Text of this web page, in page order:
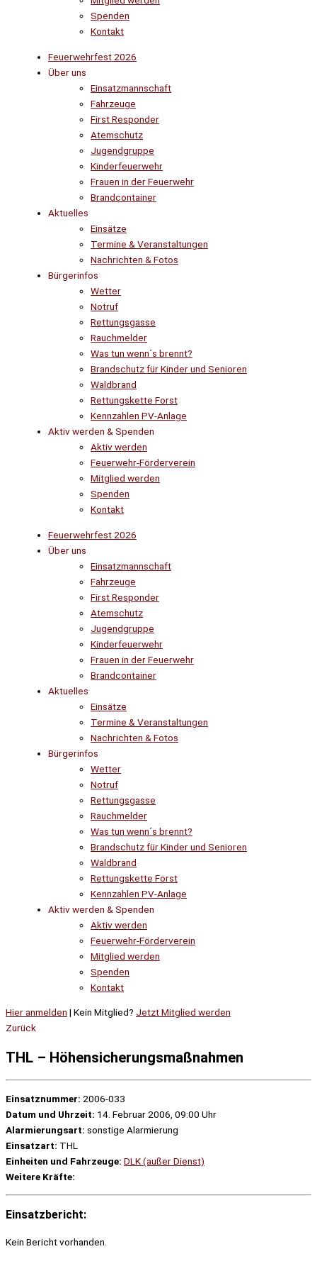
Spenden
Kontakt
Feuerwehrfest 2026
Über uns
Einsatzmannschaft
Fahrzeuge
First Responder
Atemschutz
Jugendgruppe
Kinderfeuerwehr
Frauen in der Feuerwehr
Brandcontainer
Aktuelles
Einsätze
Termine & Veranstaltungen
Nachrichten & Fotos
Bürgerinfos
Wetter
Notruf
Rettungsgasse
Rauchmelder
Was tun wenn´s brennt?
Brandschutz für Kinder und Senioren
Waldbrand
Rettungskette Forst
Kennzahlen PV-Anlage
Aktiv werden & Spenden
Aktiv werden
Feuerwehr-Förderverein
Mitglied werden
Spenden
Kontakt
Feuerwehrfest 2026
Über uns
Einsatzmannschaft
Fahrzeuge
First Responder
Atemschutz
Jugendgruppe
Kinderfeuerwehr
Frauen in der Feuerwehr
Brandcontainer
Aktuelles
Einsätze
Termine & Veranstaltungen
Nachrichten & Fotos
Bürgerinfos
Wetter
Notruf
Rettungsgasse
Rauchmelder
Was tun wenn´s brennt?
Brandschutz für Kinder und Senioren
Waldbrand
Rettungskette Forst
Kennzahlen PV-Anlage
Aktiv werden & Spenden
Aktiv werden
Feuerwehr-Förderverein
Mitglied werden
Spenden
Kontakt
Hier anmelden | Kein Mitglied? Jetzt Mitglied werden
Zurück
THL – Höhensicherungsmaßnahmen
Einsatznummer: 2006-033
Datum und Uhrzeit: 14. Februar 2006, 09:00 Uhr
Alarmierungsart: sonstige Alarmierung
Einsatzart: THL
Einheiten und Fahrzeuge: DLK (außer Dienst)
Weitere Kräfte:
Einsatzbericht:
Kein Bericht vorhanden.